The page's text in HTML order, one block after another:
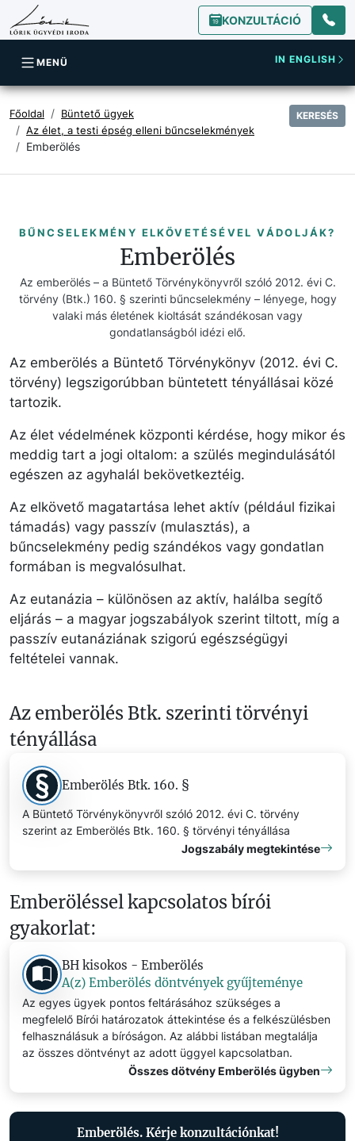
KONZULTÁCIÓ
MENÜ IN ENGLISH
Főoldal
Büntető ügyek
Az élet, a testi épség elleni bűncselekmények
Emberölés
KERESÉS
BŰNCSELEKMÉNY ELKÖVETÉSÉVEL VÁDOLJÁK?
Emberölés
Az emberölés – a Büntető Törvénykönyvről szóló 2012. évi C.
törvény (Btk.) 160. § szerinti bűncselekmény – lényege, hogy
valaki más életének kioltását szándékosan vagy
gondatlanságból idézi elő.
Az emberölés a Büntető Törvénykönyv (2012. évi C.
törvény) legszigorúbban büntetett tényállásai közé
tartozik.
Az élet védelmének központi kérdése, hogy mikor és
meddig tart a jogi oltalom: a szülés megindulásától
egészen az agyhalál bekövetkeztéig.
Az elkövető magatartása lehet aktív (például fizikai
támadás) vagy passzív (mulasztás), a
bűncselekmény pedig szándékos vagy gondatlan
formában is megvalósulhat.
Az eutanázia – különösen az aktív, halálba segítő
eljárás – a magyar jogszabályok szerint tiltott, míg a
passzív eutanáziának szigorú egészségügyi
feltételei vannak.
Az emberölés Btk. szerinti törvényi
tényállása
Emberölés Btk. 160. §
A Büntető Törvénykönyvről szóló 2012. évi C. törvény
szerint az Emberölés Btk. 160. § törvényi tényállása
Jogszabály megtekintése
Emberöléssel kapcsolatos bírói
gyakorlat:
BH kisokos - Emberölés
A(z) Emberölés döntvények gyűjteménye
Az egyes ügyek pontos feltárásához szükséges a
megfelelő Bírói határozatok áttekintése és a felkészülésben
felhasználásuk a bíróságon. Az alábbi listában megtalálja
az összes döntvényt az adott üggyel kapcsolatban.
Összes dötvény Emberölés ügyben
Emberölés. Kérje konzultációnkat!